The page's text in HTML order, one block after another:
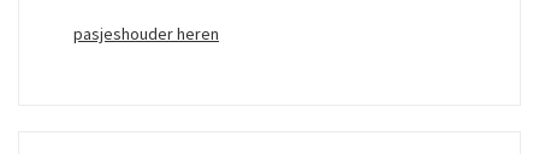
pasjeshouder heren